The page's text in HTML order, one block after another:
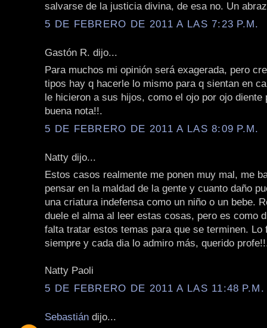
salvarse de la justicia divina, de esa no. Un
5 DE FEBRERO DE 2011 A LAS 7:23 P.M.
Gastón R. dijo...
Para muchos mi opinión será exagerada, pero
tipos hay q hacerle lo mismo para q sientan en
le hicieron a sus hijos, como el ojo por ojo diente
buena nota!!.
5 DE FEBRERO DE 2011 A LAS 8:09 P.M.
Natty dijo...
Estos casos realmente me ponen muy mal, me
pensar en la maldad de la gente y cuanto daño
una criatura indefensa como un niño o un bebe.
duele el alma al leer estas cosas, pero es como
falta tratar estos temas para que se terminen. Lo
siempre y cada dia lo admiro más, querido
Natty Paoli
5 DE FEBRERO DE 2011 A LAS 11:48 P.M.
Sebastián dijo...